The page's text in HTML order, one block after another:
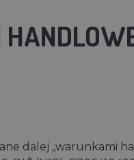
dalej „warunkami